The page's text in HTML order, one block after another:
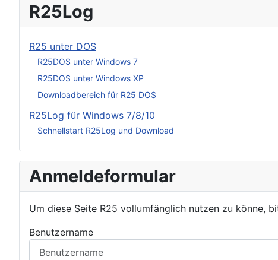
R25Log
R25 unter DOS
R25DOS unter Windows 7
R25DOS unter Windows XP
Downloadbereich für R25 DOS
R25Log für Windows 7/8/10
Schnellstart R25Log und Download
Anmeldeformular
Um diese Seite R25 vollumfänglich nutzen zu könne,
Benutzername